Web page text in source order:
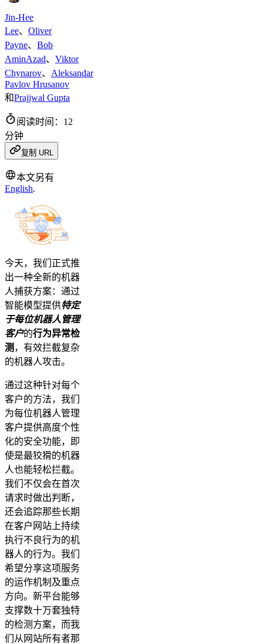
Jin-Hee
Lee、 Oliver
Payne、 Bob
AminAzad、 Viktor
Chynarov、 Aleksandar
Pavlov Hrusanov
和Prajjwal Gupta
阅读时间：12
分钟
复制 URL
本文另有
English.
今天，我们正式推
出一种全新的机器
人捕获方案：通过
智能模型提供特定
于每位机器人管理
客户的行为异常检
测 ，有效拦截复杂
的机器人攻击。
通过这种针对每个
客户的方法，我们
为每位机器人管理
客户提供高度个性
化的安全功能，即
使是最狡猾的机器
人也能轻松拦截。
我们不仅会在首次
请求时做出判断，
还会追踪那些长期
在客户网站上持续
执行不良行为的机
器人的行为。我们
希望分享这项服务
的运作机制及重点
方向。新平台能够
支撑数十万套独特
的检测方案，而我
们从网站所有者那